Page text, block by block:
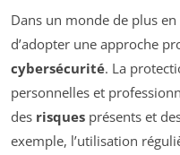
Dans un monde de plus
d’adopter une approche
cybersécurité. La
personnelles et
des risques présents et
exemple, l’utilisation